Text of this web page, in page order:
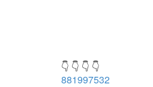
👇 👇 👇 👇
881997532